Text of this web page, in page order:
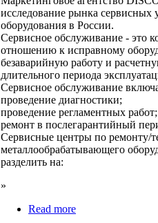
исследование рынка сервисных
оборудования в России.
Сервисное обслуживание - это
отношению к исправному
безаварийную работу и
длительного периода
Сервисное обслуживание
проведение диагностики;
проведение регламентных работ;
ремонт в послегарантийный
Сервисные центры по ремонту/
металлообрабатывающего
разделить на:
»
Read more